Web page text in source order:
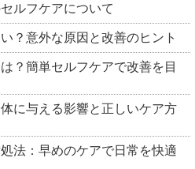
ルフケアについて
？意外な原因と改善のヒント
？簡単セルフケアで改善を目
に与える影響と正しいケア方
法：早めのケアで日常を快適